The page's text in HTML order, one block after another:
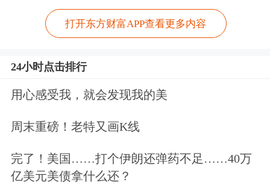
规模200亿元的鸿鹄志远二期私募证券
投资基金，投资范围主要为中证A500
指数成分股中符合条件的大型上市公司
的契约型私募证券投资基金明确，精选
打开东方财富APP查看更多内容
24小时点击排行
用心感受我，就会发现我的美
周末重磅！老特又画K线
完了！美国……打个伊朗还弹药不足……40万
亿美元美债拿什么还？